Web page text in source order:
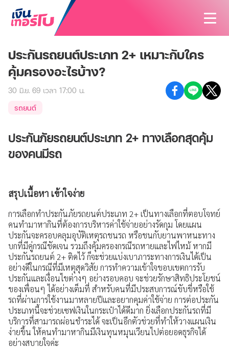
สนใจสินเชื่อ
สินเชื่อรถมอเตอร์ไซค์
สินเชื่อรถแทรกเตอร์
สนใจประกัน
ประกันรถยนต์
ประกันอุบัติเหตุ
ประกันบ้านและคอนโด
บทความ
นักลงทุนสัมพันธ์
เกี่ยวกับเรา
บริษัทฯ และวัฒนธรรมองค์กร
ประสบการณ์ลูกค้า
คำถามที่พบบ่อย
ร่วมงานกับเรา
เรื่องราวใหม่ๆ
ข่าวสาร กิจกรรม และโปรโมชัน
ประกันรถยนต์ประเภท 2+ เหมาะกับใคร
คุ้มครองอะไรบ้าง?
30 มิ.ย. 69 เวลา 17:00 น.
รถยนต์
ประกันภัยรถยนต์ประเภท 2+ ทางเลือกสุดคุ้ม
ของคนมีรถ
สรุปเนื้อหา เข้าใจง่าย
การเลือกทำประกันภัยรถยนต์ประเภท 2+ เป็นทางเลือกที่ตอบโจทย์
คนทำมาหากินที่ต้องการบริหารค่าใช้จ่ายอย่างรัดกุม โดยแผน
ประกันจะครอบคลุมอุบัติเหตุรถชนรถ หรือชนกับยานพาหนะทาง
บกที่มีคู่กรณีชัดเจน รวมถึงคุ้มครองกรณีรถหายและไฟไหม้ หากมี
ประกันรถยนต์ 2+ ติดไว้ ก็จะช่วยแบ่งเบาภาระทางการเงินได้เป็น
อย่างดีในกรณีที่มีเหตุสุดวิสัย การทำความเข้าใจขอบเขตการรับ
ประกันและเงื่อนไขต่างๆ อย่างรอบคอบ จะช่วยรักษาสิทธิประโยชน์
ของเพื่อนๆ ได้อย่างเต็มที่ สำหรับคนที่มีประสบการณ์ขับขี่หรือใช้
รถที่ผ่านการใช้งานมาหลายปีและอยากคุมค่าใช้จ่าย การต่อประกัน
ประเภทนี้จะช่วยเซฟเงินในกระเป๋าได้ดีมาก ยิ่งเลือกประกันรถที่มี
บริการที่สามารถผ่อนชำระได้ จะเป็นอีกตัวช่วยที่ทำให้วางแผนเงิน
ง่ายขึ้น ให้คนทำมาหากินมีเงินทุนหมุนเวียนไปต่อยอดธุรกิจได้
อย่างสบายใจค่ะ